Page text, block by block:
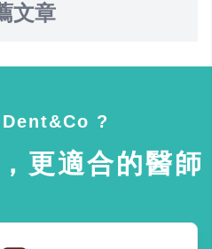
文章
Dent&Co ?
更適合的醫師